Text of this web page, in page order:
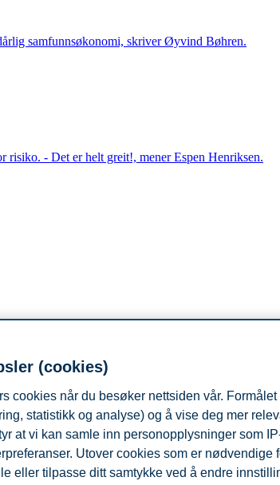
samfunnsøkonomi, skriver Øyvind Bøhren.
- Det er helt greit!, mener Espen Henriksen.
(cookies)
cookies når du besøker nettsiden vår. Formålet
statistikk og analyse) og å vise deg mer
at vi kan samle inn personopplysninger som
Utover cookies som er nødvendige
eller tilpasse ditt samtykke ved å endre